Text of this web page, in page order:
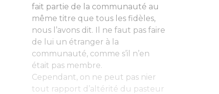
fait partie de la communauté au
même titre que tous les fidèles,
nous l’avons dit. Il ne faut pas faire
de lui un étranger à la
communauté, comme s’il n’en
était pas membre.
Cependant, on ne peut pas nier
tout rapport d’altérité du pasteur